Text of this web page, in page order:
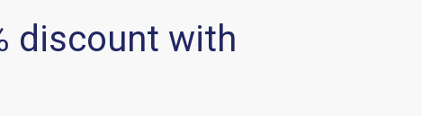
discount with